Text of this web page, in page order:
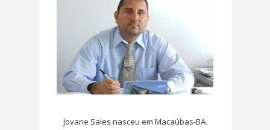
Jovane Sales nasceu em Macaúbas-BA.